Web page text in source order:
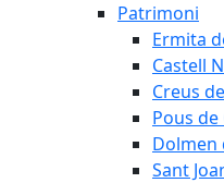
Patrimoni
Ermita
Castell
Creus
Pous de
Dolmen
Sant